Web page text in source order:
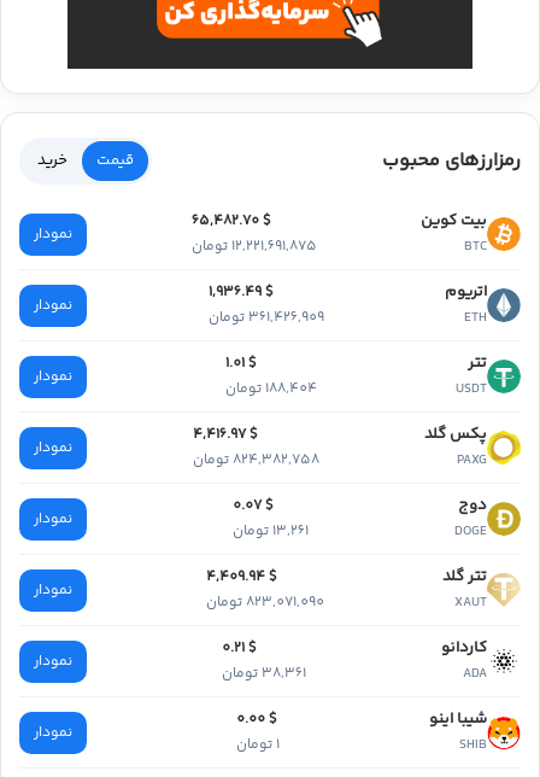
رمزارزهای محبوب قیمت خرید
بیت کوین
BTC
$ 65,482.70
12,221,691,875 تومان
نمودار
اتریوم
ETH
$ 1,936.49
361,426,909 تومان
نمودار
تتر
USDT
$ 1.01
188,404 تومان
نمودار
پکس گلد
PAXG
$ 4,416.97
824,382,758 تومان
نمودار
دوج
DOGE
$ 0.07
13,261 تومان
نمودار
تتر گلد
XAUT
$ 4,409.94
823,071,090 تومان
نمودار
کاردانو
ADA
$ 0.21
38,361 تومان
نمودار
شیبا اینو
SHIB
$ 0.00
1 تومان
نمودار